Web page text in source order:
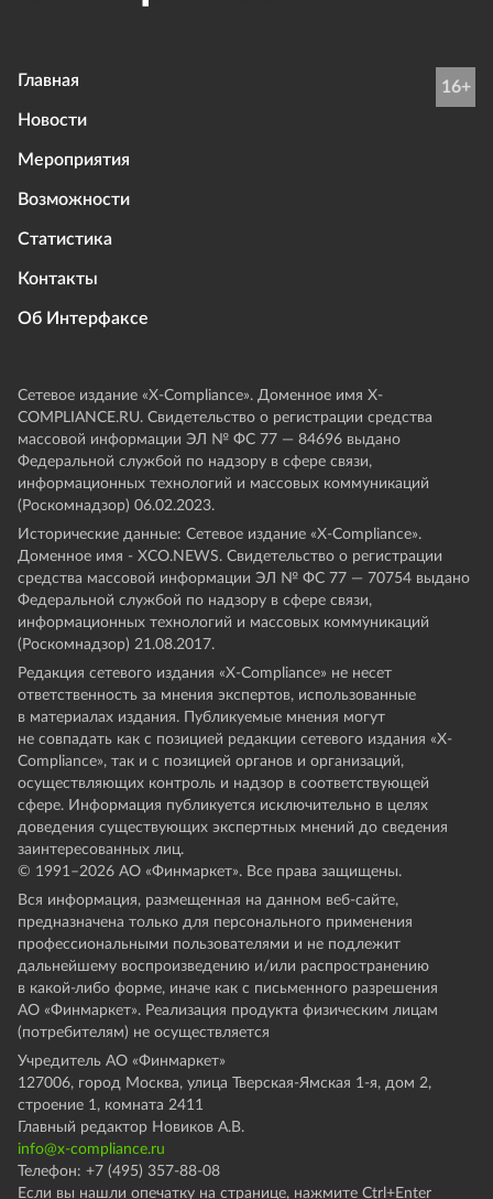
Главная
Новости
Мероприятия
Возможности
Статистика
Контакты
Об Интерфаксе
16+
Сетевое издание «Х-Compliance». Доменное имя X-
COMPLIANCE.RU. Свидетельство о регистрации средства
массовой информации ЭЛ № ФС 77 — 84696 выдано
Федеральной службой по надзору в сфере связи,
информационных технологий и массовых коммуникаций
(Роскомнадзор) 06.02.2023.
Исторические данные: Сетевое издание «Х-Compliance».
Доменное имя - XCO.NEWS. Свидетельство о регистрации
средства массовой информации ЭЛ № ФС 77 — 70754 выдано
Федеральной службой по надзору в сфере связи,
информационных технологий и массовых коммуникаций
(Роскомнадзор) 21.08.2017.
Редакция сетевого издания «X-Compliance» не несет
ответственность за мнения экспертов, использованные
в материалах издания. Публикуемые мнения могут
не совпадать как с позицией редакции сетевого издания «X-
Compliance», так и с позицией органов и организаций,
осуществляющих контроль и надзор в соответствующей
сфере. Информация публикуется исключительно в целях
доведения существующих экспертных мнений до сведения
заинтересованных лиц.
© 1991–2026 АО «Финмаркет». Все права защищены.
Вся информация, размещенная на данном веб-сайте,
предназначена только для персонального применения
профессиональными пользователями и не подлежит
дальнейшему воспроизведению и/или распространению
в какой-либо форме, иначе как с письменного разрешения
АО «Финмаркет». Реализация продукта физическим лицам
(потребителям) не осуществляется
Учредитель АО «Финмаркет»
127006, город Москва, улица Тверская-Ямская 1-я, дом 2,
строение 1, комната 2411
Главный редактор Новиков А.В.
info@x-compliance.ru
Телефон: +7 (495) 357-88-08
Если вы нашли опечатку на странице, нажмите Ctrl+Enter